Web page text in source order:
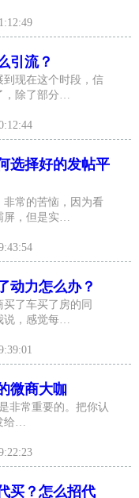
引流？
现在这个时段，信
，除了部分…
选择好的发帖平
常的苦恼，因为看
屏，但是实…
动力怎么办？
了车买了房的同
说，感觉每…
微商大咖
非常重要的。把你认
给…
买？怎么招代